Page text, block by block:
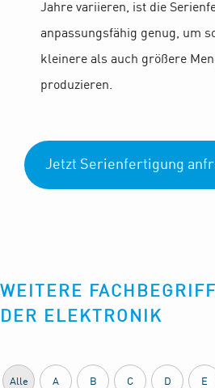
Jahre variieren, ist die
anpassungsfähig genug, um
kleinere als auch größere
produzieren.
Jetzt Serienfertigung
WEITERE
DER ELEKTRONIK
Alle A B C D E